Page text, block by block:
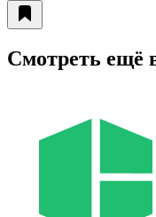
Смотреть ещё